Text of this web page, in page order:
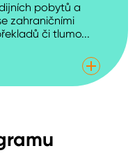
pobytů a
zahraničními
či tlumo...